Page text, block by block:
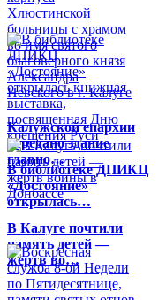
Калужской епархии
передано здание
главно…
В библиотеке ДПИКЦ
«Достояние»
открылась…
В Калуге почтили
память детей —
жертв во…